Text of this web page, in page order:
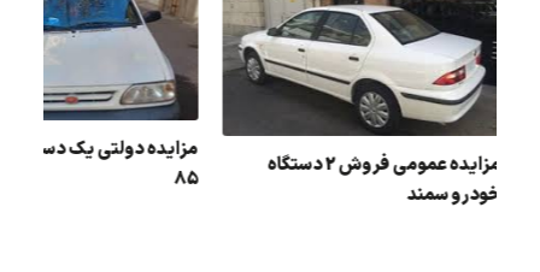
مزایده دولتی یک
85
مزایده عمومی فروش 2 دستگاه
خودرو سمند